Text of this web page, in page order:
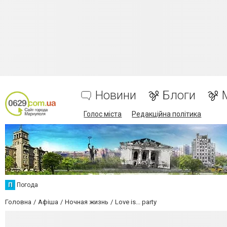
Новини Блоги
Голос міста Редакційна політика
П Погода
Головна Афіша Ночная жизнь Love is... party